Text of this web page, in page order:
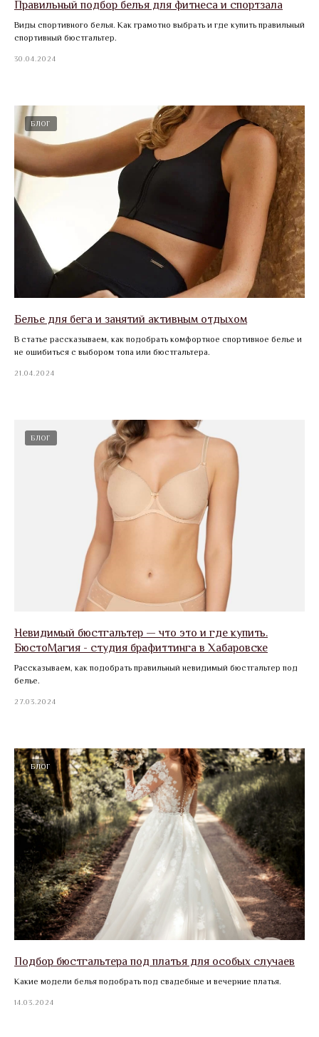
Правильный подбор белья для фитнеса и спортзала
Виды спортивного белья. Как грамотно выбрать и где купить правильный
спортивный бюстгальтер.
30.04.2024
БЛОГ
Белье для бега и занятий активным отдыхом
В статье рассказываем, как подобрать комфортное спортивное белье и
не ошибиться с выбором топа или бюстгальтера.
21.04.2024
БЛОГ
Невидимый бюстгальтер — что это и где купить.
БюстоМагия - студия брафиттинга в Хабаровске
Рассказываем, как подобрать правильный невидимый бюстгальтер под
белье.
27.03.2024
БЛОГ
Подбор бюстгальтера под платья для особых случаев
Какие модели белья подобрать под свадебные и вечерние платья.
14.03.2024